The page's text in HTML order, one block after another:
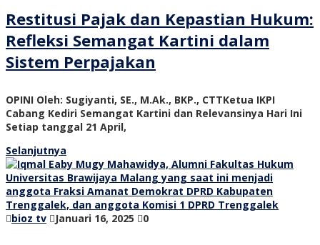
Restitusi Pajak dan Kepastian Hukum:
Refleksi Semangat Kartini dalam
Sistem Perpajakan
OPINI Oleh: Sugiyanti, SE., M.Ak., BKP., CTTKetua IKPI
Cabang Kediri Semangat Kartini dan Relevansinya Hari Ini
Setiap tanggal 21 April,
Selanjutnya
bioz tv Januari 16, 2025 0